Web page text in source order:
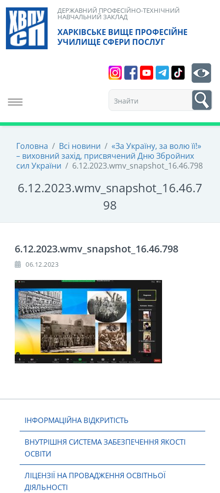
Skip
content
ХАРКІВСЬКЕ ВИЩЕ ПРОФЕСІЙНЕ
УЧИЛИЩЕ СФЕРИ ПОСЛУГ
ДЕРЖАВНИЙ ПРОФЕСІЙНО-ТЕХНІЧНИЙ
НАВЧАЛЬНИЙ ЗАКЛАД
Toggle navigation
1
Головна / Всі новини / «За Україну, за волю її!»
– виховний захід, присвячений Дню Збройних
сил України / 6.12.2023.wmv_snapshot_16.46.798
6.12.2023.wmv_snapshot_16.46.7
98
ІНФОРМАЦІЙНА ВІДКРИТІСТЬ
ВНУТРІШНЯ СИСТЕМА ЗАБЕЗПЕЧЕННЯ ЯКОСТІ
ОСВІТИ
ЛІЦЕНЗІЇ НА ПРОВАДЖЕННЯ ОСВІТНЬОЇ
ДІЯЛЬНОСТІ
6.12.2023.wmv_snapshot_16.46.798
06.12.2023